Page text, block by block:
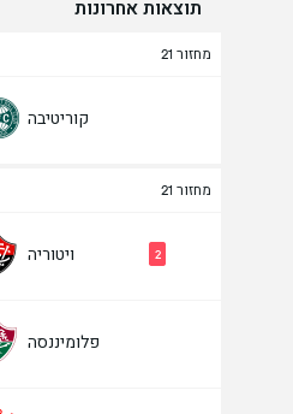
תוצאות אחרונות
מחזור 21
קוריטיבה
מחזור 21
ויטוריה 2
פלומיננסה